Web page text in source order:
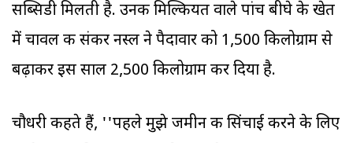
सब्सिडी मिलती है. उनकी मिल्कियत वाले पांच बीघे के खेत
में चावल की संकर नस्ल ने पैदावार को 1,500 किलोग्राम से
बढ़ाकर इस साल 2,500 किलोग्राम कर दिया है.
चौधरी कहते हैं, ''पहले मुझे जमीन की सिंचाई करने के लिए